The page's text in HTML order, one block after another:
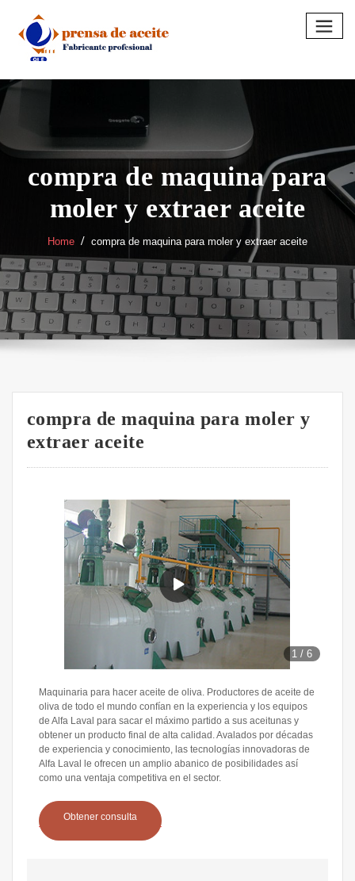
content
compra de maquina para
moler y extraer aceite
Home compra de maquina para moler y extraer aceite
compra de maquina para moler y
extraer aceite
1 /6
Maquinaria para hacer aceite de oliva. Productores de aceite de
oliva de todo el mundo confían en la experiencia y los equipos
de Alfa Laval para sacar el máximo partido a sus aceitunas y
obtener un producto final de alta calidad. Avalados por décadas
de experiencia y conocimiento, las tecnologías innovadoras de
Alfa Laval le ofrecen un amplio abanico de posibilidades así
como una ventaja competitiva en el sector.
Obtener consulta